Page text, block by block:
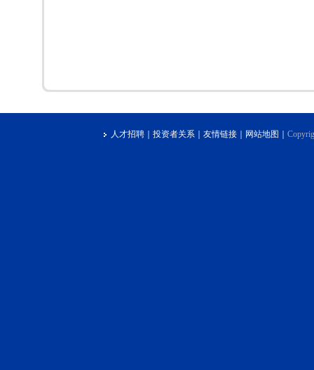
人才招聘｜ 投资者关系｜ 友情链接｜ 网站地图